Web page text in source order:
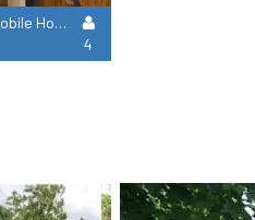
Palmy Premium Mobile Home 24.5M² - 2 Bedrooms + Covered Terrace + Tv + Dishwasher + Air Conditioning
4